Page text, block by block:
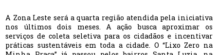
A Zona Leste será a quarta região atendida pela iniciativa
nos últimos dois meses. A ação busca aproximar os
serviços de coleta seletiva para os cidadãos e incentivar
práticas sustentáveis em toda a cidade. O “Lixo Zero na